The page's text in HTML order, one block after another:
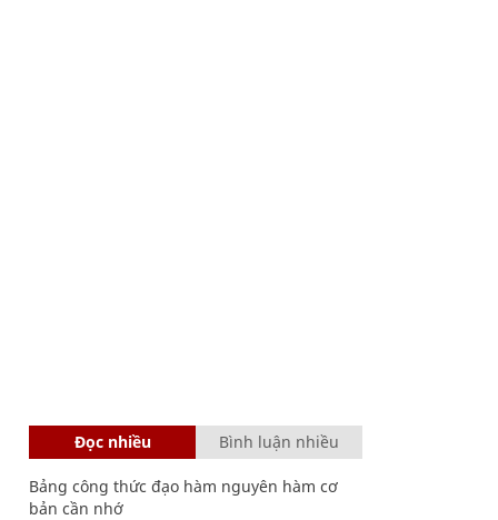
Đọc nhiều Bình luận nhiều
Bảng công thức đạo hàm nguyên hàm cơ
bản cần nhớ